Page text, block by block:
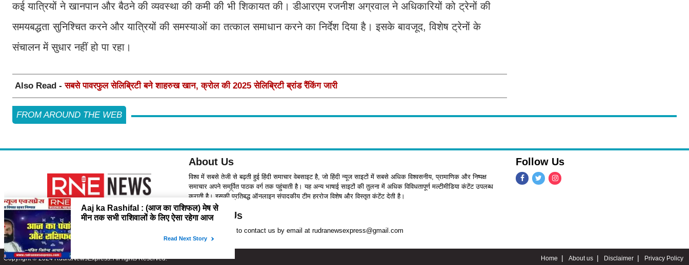
कई यात्रियों ने खानपान और बैठने की व्यवस्था की कमी की भी शिकायत की। डीआरएम रजनीश अग्रवाल ने अधिकारियों को ट्रेनों की
समयबद्धता सुनिश्चित करने और यात्रियों की समस्याओं का तत्काल समाधान करने का निर्देश दिया है। इसके बावजूद, विशेष ट्रेनों के
संचालन में सुधार नहीं हो पा रहा।
Also Read -सबसे पावरफुल सेलिब्रिटी बने शाहरुख खान, क्रोल की 2025 सेलिब्रिटी ब्रांड रैंकिंग जारी
FROM AROUND THE WEB
About Us
विश्व में सबसे तेजी से बढ़ती हुई हिंदी समाचार वेबसाइट है, जो हिंदी न्यूज साइटों में सबसे अधिक विश्वसनीय, प्रामाणिक और निष्पक्ष
समाचार अपने समर्पित पाठक वर्ग तक पहुंचाती है। यह अन्य भाषाई साइटों की तुलना में अधिक विविधतापूर्ण मल्टीमीडिया कंटेंट उपलब्ध
कराती है। इसकी प्रतिबद्ध ऑनलाइन संपादकीय टीम हररोज विशेष और विस्तृत कंटेंट देती है।
Contact Us
please feel free to contact us by email at rudranewsexpress@gmail.com
Follow Us
Copyright © 2024 RudraNewsExpress. All rights Reserved. Home About us Disclaimer Privacy Policy